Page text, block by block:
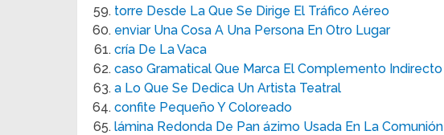
torre Desde La Que Se Dirige El Tráfico Aéreo
enviar Una Cosa A Una Persona En Otro Lugar
cría De La Vaca
caso Gramatical Que Marca El Complemento Indirecto
a Lo Que Se Dedica Un Artista Teatral
confite Pequeño Y Coloreado
lámina Redonda De Pan ázimo Usada En La Comunión